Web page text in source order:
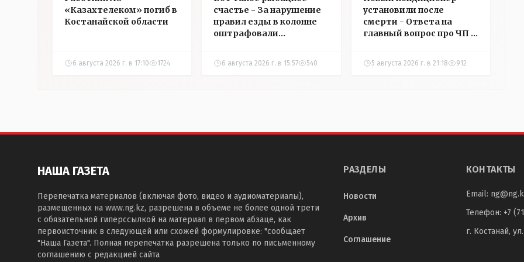
«Казахтелеком» погиб в
Костанайской области
6 августа 2026 г. в 17:10 1724
счастье - За нарушение
правил езды в колонне
оштрафовали
Аркалыке
6 августа 2026 г. в 15:57 540
установили после
смерти - Ответа на
главный вопрос про ЧП в
добивалась три дня
5 августа 2026 г. в 21:18 912
НАША ГАЗЕТА
Перепечатка материалов (включая фото, видео и аудиоматериалы),
размещенных на www.ng.kz, разрешена в объеме не более одной трети
с обязательной гиперссылкой на материал в первом абзаце, как
первоисточник в следующей или схожей формулировке: "сообщает
"Наша Газета". Полная перепечатка разрешена только по письменному
соглашению с редакцией сайта
РАЗДЕЛЫ
Новости
Архив
Соглашение
КОНТАКТЫ
Email:
Телефон: +7
г. Костанай,